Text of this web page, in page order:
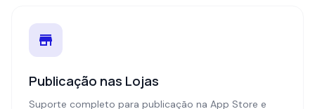
Publicação nas Lojas
Suporte completo para publicação na App Store e